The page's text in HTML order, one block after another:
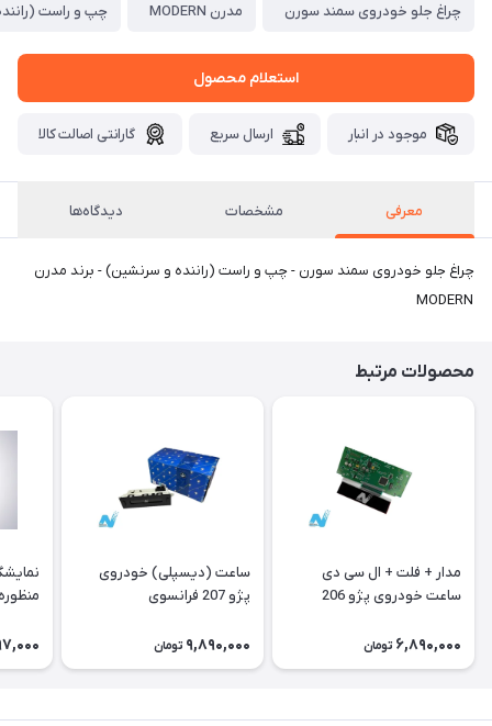
چراغ جلو خودروی سمند سورن
مدرن MODERN
چپ و راست
استعلام محصول
موجود در انبار ارسال سریع گارانتی اصالت کالا
معرفی مشخصات دیدگاه‌ها
چراغ جلو خودروی سمند سورن - چپ و راست (راننده و سرنشین) - برند مدرن
محصولات مرتبط
مدار + فلت + ال سی دی
ساعت خودروی پژو 206
6,890,000 تومان
ساعت (دیسپلی) خودروی
پژو 207 فرانسوی
9,890,000 تومان